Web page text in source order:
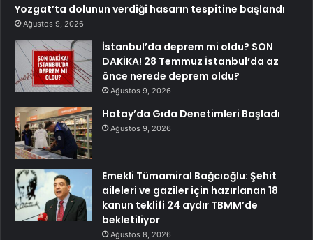
Yozgat’ta dolunun verdiği hasarın tespitine başlandı
Ağustos 9, 2026
İstanbul’da deprem mi oldu? SON
DAKİKA! 28 Temmuz İstanbul’da az
önce nerede deprem oldu?
Ağustos 9, 2026
Hatay’da Gıda Denetimleri Başladı
Ağustos 9, 2026
Emekli Tümamiral Bağcıoğlu: Şehit
aileleri ve gaziler için hazırlanan 18
kanun teklifi 24 aydır TBMM’de
bekletiliyor
Ağustos 8, 2026